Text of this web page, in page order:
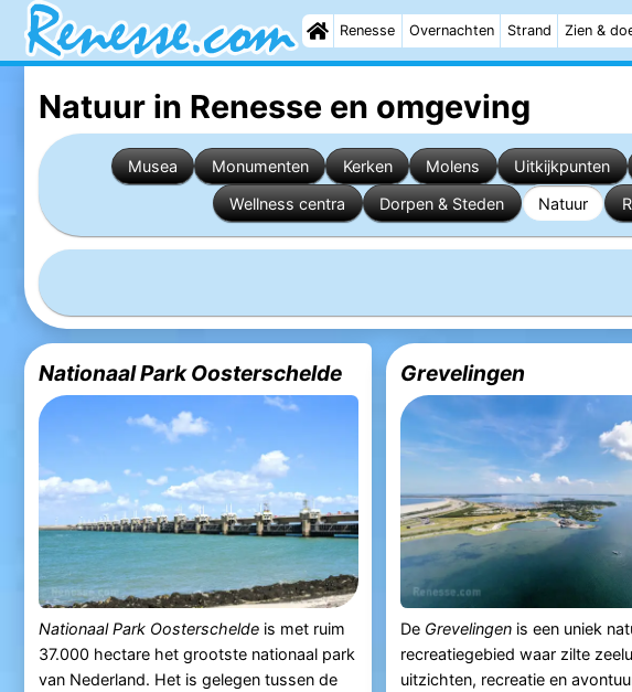
Renesse Overnachten Strand Zien &
Natuur in Renesse en omgeving
Musea Monumenten Kerken Molens Uitkijkpunten
Wellness centra
Dorpen & Steden Natuur
Nationaal Park Oosterschelde
Nationaal Park Oosterscheldeis met ruim
37.000 hectare het grootste nationaal park
van Nederland. Het is gelegen tussen de
Grevelingen
De Grevelingenis een uniek
recreatiegebied waar zilte
uitzichten, recreatie en